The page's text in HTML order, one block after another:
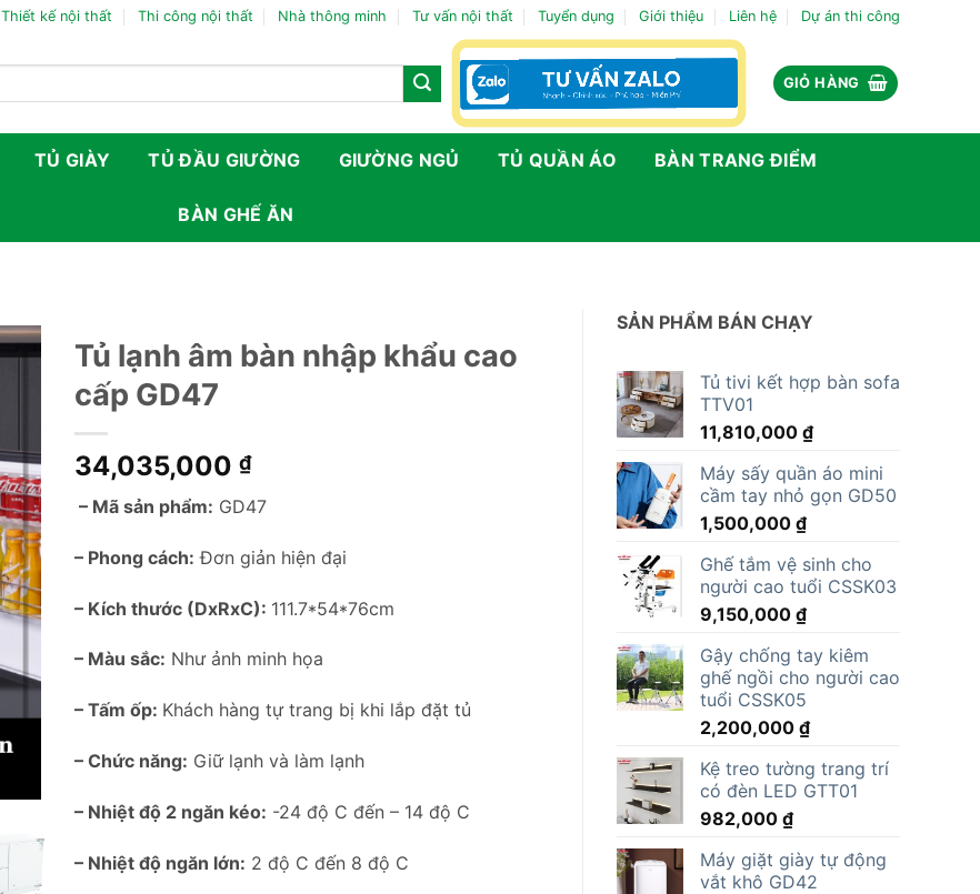
Thiết kế nội thất Thi công nội thất Nhà thông minh Tư vấn nội thất Tuyển dụng Giới thiệu Liên hệ Dự án thi công
GIỎ HÀNG
TỦ GIÀY TỦ ĐẦU GIƯỜNG GIƯỜNG NGỦ TỦ QUẦN ÁO BÀN TRANG ĐIỂM
BÀN GHẾ ĂN
SẢN PHẨM BÁN CHẠY
Tủ tivi kết hợp bàn sofa
TTV01
11,810,000 ₫
Máy sấy quần áo mini
cầm tay nhỏ gọn GD50
1,500,000 ₫
Ghế tắm vệ sinh cho
người cao tuổi CSSK03
9,150,000 ₫
Gậy chống tay kiêm
ghế ngồi cho người cao
tuổi CSSK05
2,200,000 ₫
Kệ treo tường trang trí
có đèn LED GTT01
982,000 ₫
Máy giặt giày tự động
vắt khô GD42
Tủ lạnh âm bàn nhập khẩu cao
cấp GD47
34,035,000 ₫
– Mã sản phẩm: GD47
– Phong cách: Đơn giản hiện đại
– Kích thước (DxRxC): 111.7*54*76cm
– Màu sắc: Như ảnh minh họa
– Tấm ốp: Khách hàng tự trang bị khi lắp đặt tủ
– Chức năng: Giữ lạnh và làm lạnh
– Nhiệt độ 2 ngăn kéo: -24 độ C đến – 14 độ C
– Nhiệt độ ngăn lớn: 2 độ C đến 8 độ C